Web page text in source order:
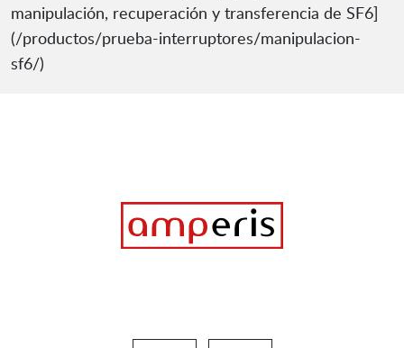
manipulación, recuperación y transferencia de SF6]
(/productos/prueba-interruptores/manipulacion-
sf6/)